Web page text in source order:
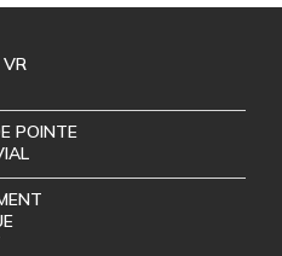
VR
POINTE